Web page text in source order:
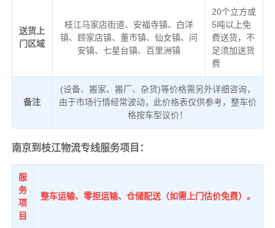
送货上
门区域
枝江马家店街道、安福寺镇、白洋
镇、顾家店镇、董市镇、仙女镇、问
安镇、七星台镇、百里洲镇
20个立方或
5吨以上免
费送货，不
足须加送货
费
备注
(设备、搬家、搬厂、杂货)等价格需另外详细咨询，
由于市场行情经常波动，此价格表仅供参考，整车价
格按车型议价！
南京到枝江物流专线服务项目：
服
务
项
目
整车运输、零担运输、仓储配送（如需上门估价免费）。